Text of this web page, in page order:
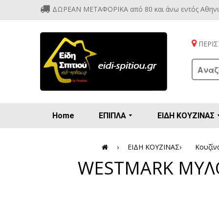
ΔΩΡΕΑΝ ΜΕΤΑΦΟΡΙΚΑ από 80 και άνω εντός
Home ΕΠΙΠΛΑ ΕΙΔΗ ΚΟΥΖΙΝΑΣ
› ΕΙΔΗ ΚΟΥΖΙΝΑΣ›
WESTMARK